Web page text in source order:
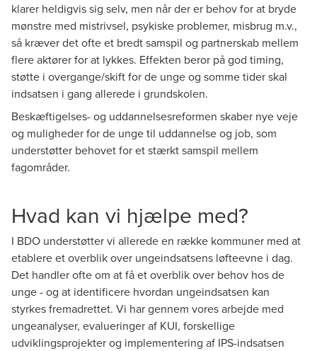
klarer heldigvis sig selv, men når der er behov for at bryde
mønstre med mistrivsel, psykiske problemer, misbrug m.v.,
så kræver det ofte et bredt samspil og partnerskab mellem
flere aktører for at lykkes. Effekten beror på god timing,
støtte i overgange/skift for de unge og somme tider skal
indsatsen i gang allerede i grundskolen.
Beskæftigelses- og uddannelsesreformen skaber nye veje
og muligheder for de unge til uddannelse og job, som
understøtter behovet for et stærkt samspil mellem
fagområder.
Hvad kan vi hjælpe med?
I BDO understøtter vi allerede en række kommuner med at
etablere et overblik over ungeindsatsens løfteevne i dag.
Det handler ofte om at få et overblik over behov hos de
unge - og at identificere hvordan ungeindsatsen kan
styrkes fremadrettet. Vi har gennem vores arbejde med
ungeanalyser, evalueringer af KUI, forskellige
udviklingsprojekter og implementering af IPS-indsatsen